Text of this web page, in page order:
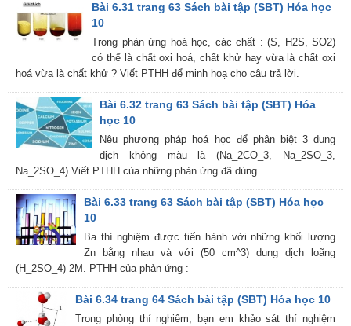
Bài 6.31 trang 63 Sách bài tập (SBT) Hóa học
10
Trong phản ứng hoá học, các chất : (S, H2S, SO2)
có thể là chất oxi hoá, chất khử hay vừa là chất oxi
hoá vừa là chất khử ? Viết PTHH để minh hoạ cho câu trả lời.
Bài 6.32 trang 63 Sách bài tập (SBT) Hóa
học 10
Nêu phương pháp hoá học để phân biệt 3 dung
dịch không màu là (Na_2CO_3, Na_2SO_3,
Na_2SO_4) Viết PTHH của những phản ứng đã dùng.
Bài 6.33 trang 63 Sách bài tập (SBT) Hóa học
10
Ba thí nghiệm được tiến hành với những khối lượng
Zn bằng nhau và với (50 cm^3) dung dịch loãng
(H_2SO_4) 2M. PTHH của phản ứng :
Bài 6.34 trang 64 Sách bài tập (SBT) Hóa học 10
Trong phòng thí nghiêm, bạn em khảo sát thí nghiệm